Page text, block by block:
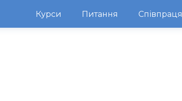
Курси Питання Співпраця